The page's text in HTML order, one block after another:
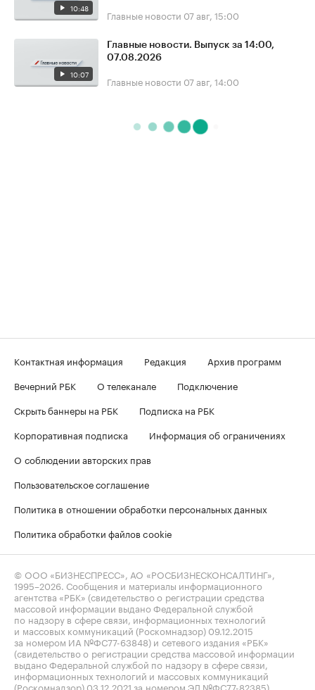
10:48 Главные новости 07 авг, 15:00
10:07
Главные новости. Выпуск за 14:00,
07.08.2026
Главные новости 07 авг, 14:00
Контактная информация Редакция
Архив программ
Вечерний РБК
О телеканале
Подключение
Скрыть баннеры на РБК
Подписка на РБК
Корпоративная подписка
Информация об ограничениях
О соблюдении авторских прав
Пользовательское соглашение
Политика в отношении обработки персональных данных
Политика обработки файлов cookie
© ООО «БИЗНЕСПРЕСС», АО «РОСБИЗНЕСКОНСАЛТИНГ»,
1995–2026 . Сообщения и материалы информационного
агентства «РБК» (свидетельство о регистрации средства
массовой информации выдано Федеральной службой
по надзору в сфере связи, информационных технологий
и массовых коммуникаций (Роскомнадзор) 09.12.2015
за номером ИА №ФС77-63848) и сетевого издания «РБК»
(свидетельство о регистрации средства массовой информации
выдано Федеральной службой по надзору в сфере связи,
информационных технологий и массовых коммуникаций
(Роскомнадзор) 03.12.2021 за номером ЭЛ №ФС77-82385)